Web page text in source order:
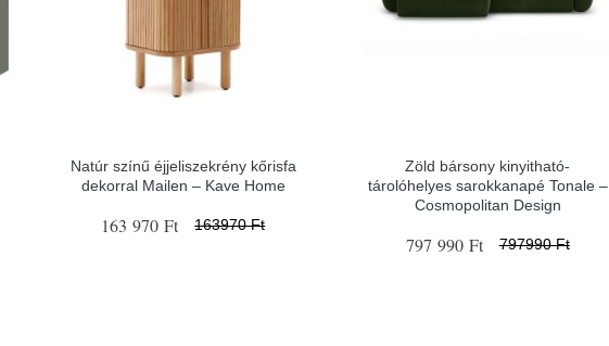
Natúr színű éjjeliszekrény kőrisfa
dekorral Mailen – Kave Home
163 970 Ft 163970 Ft
Zöld bársony kinyitható-
tárolóhelyes sarokkanapé Tonale –
Cosmopolitan Design
797 990 Ft 797990 Ft